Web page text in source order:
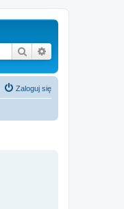
Szukaj
Zaloguj się